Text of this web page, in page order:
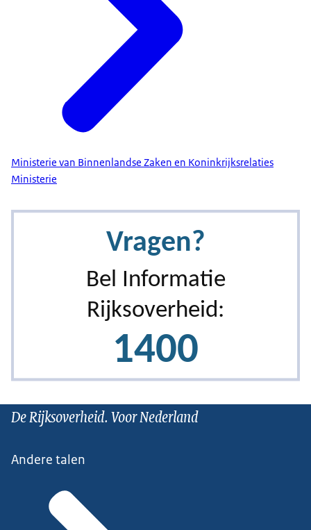
Ministerie van Binnenlandse Zaken en Koninkrijksrelaties
Ministerie
De Rijksoverheid. Voor Nederland
Andere talen